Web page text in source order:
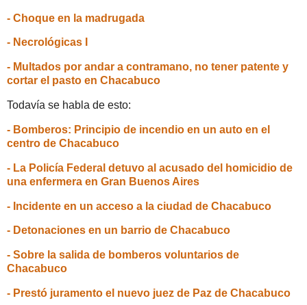
- Choque en la madrugada
- Necrológicas I
- Multados por andar a contramano, no tener patente y
cortar el pasto en Chacabuco
Todavía se habla de esto:
- Bomberos: Principio de incendio en un auto en el
centro de Chacabuco
- La Policía Federal detuvo al acusado del homicidio de
una enfermera en Gran Buenos Aires
- Incidente en un acceso a la ciudad de Chacabuco
- Detonaciones en un barrio de Chacabuco
- Sobre la salida de bomberos voluntarios de
Chacabuco
- Prestó juramento el nuevo juez de Paz de Chacabuco